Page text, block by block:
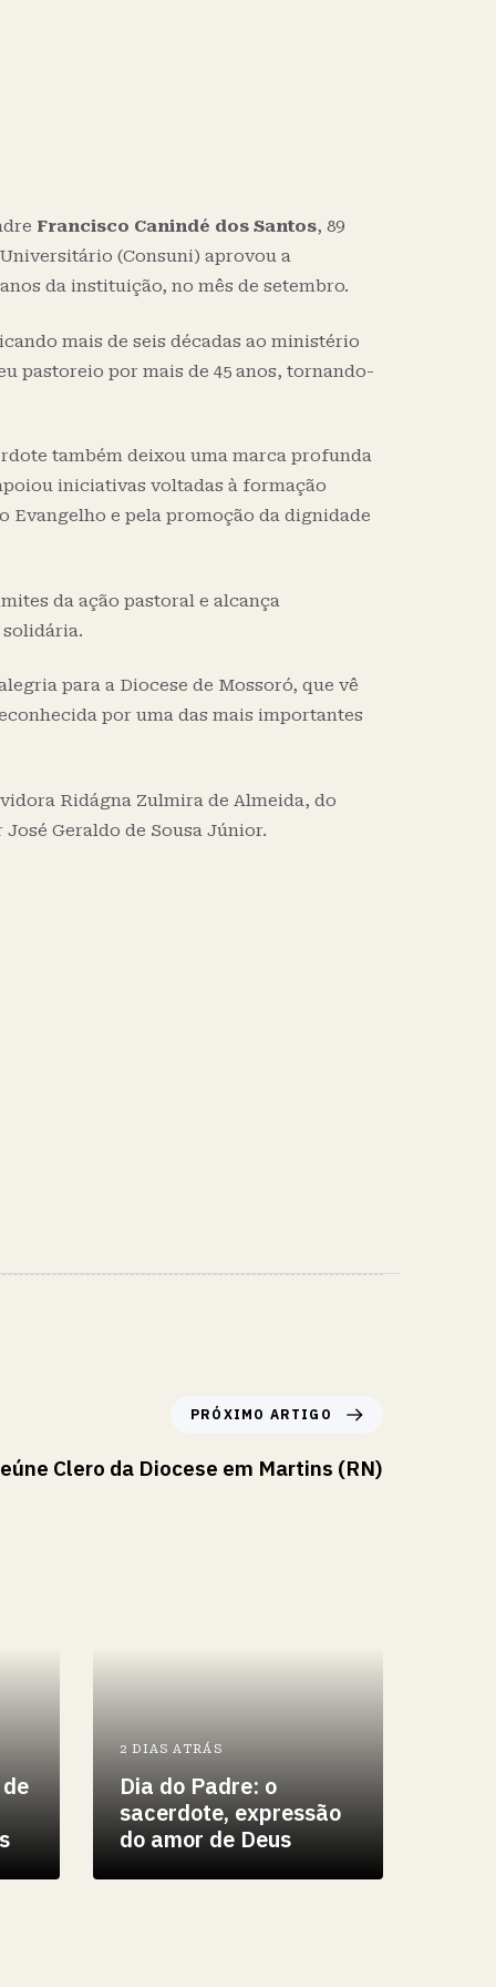
Francisco Canindé dos Santos, 89
(Consuni) aprovou a
da instituição, no mês de setembro.
mais de seis décadas ao ministério
pastoreio por mais de 45 anos, tornando-
também deixou uma marca profunda
iniciativas voltadas à formação
Evangelho e pela promoção da dignidade
da ação pastoral e alcança
solidária.
para a Diocese de Mossoró, que vê
por uma das mais importantes
Ridágna Zulmira de Almeida, do
Geraldo de Sousa Júnior.
PRÓXIMO ARTIGO
Clero da Diocese em Martins (RN)
2 DIAS ATRÁS
Dia do Padre: o
sacerdote, expressão
do amor de Deus